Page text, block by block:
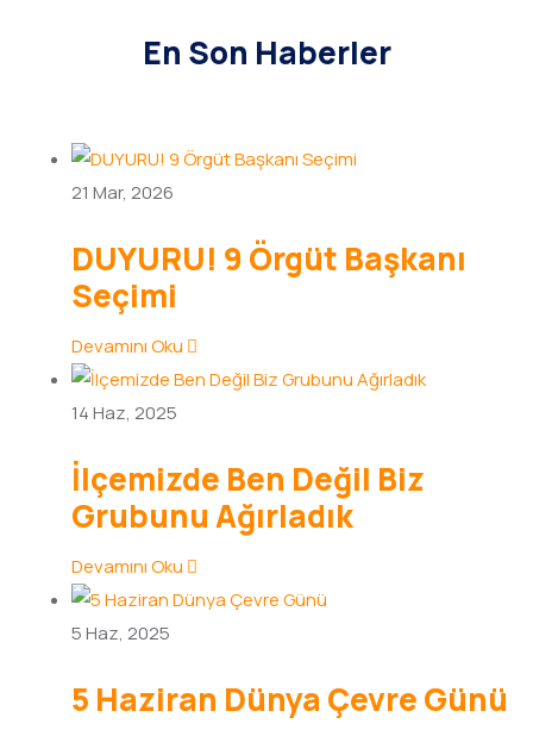
En Son Haberler
21 Mar, 2026
DUYURU! 9 Örgüt Başkanı
Seçimi
Devamını Oku
14Haz, 2025
İlçemizde Ben Değil Biz
Grubunu Ağırladık
Devamını Oku
5Haz, 2025
5 Haziran Dünya Çevre Günü